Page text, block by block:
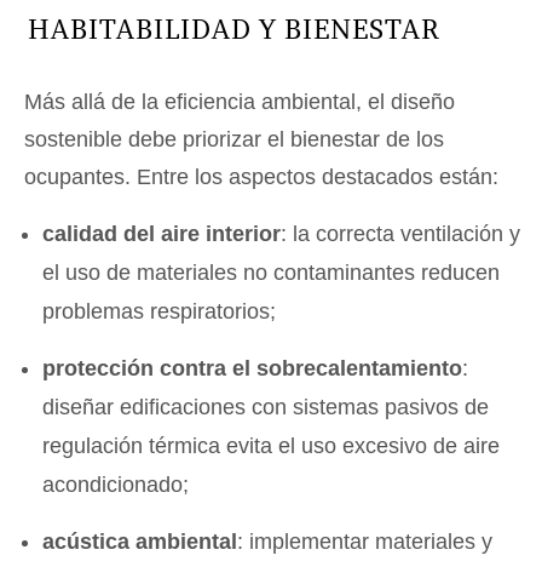
HABITABILIDAD Y BIENESTAR
Más allá de la eficiencia ambiental, el diseño
sostenible debe priorizar el bienestar de los
ocupantes. Entre los aspectos destacados están:
calidad del aire interior: la correcta ventilación y
el uso de materiales no contaminantes reducen
problemas respiratorios;
protección contra el sobrecalentamiento:
diseñar edificaciones con sistemas pasivos de
regulación térmica evita el uso excesivo de aire
acondicionado;
acústica ambiental: implementar materiales y